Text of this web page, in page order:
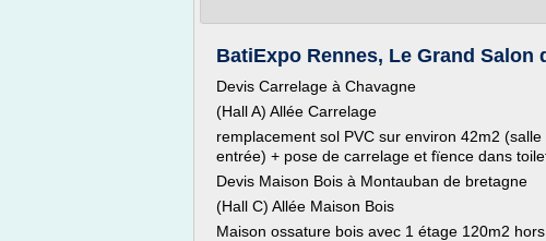
BatiExpo Rennes, Le Grand Salon
Devis Carrelage à Chavagne
(Hall A) Allée Carrelage
remplacement sol PVC sur environ 42m2
entrée) + pose de carrelage et fïence dans
Devis Maison Bois à Montauban de bretagne
(Hall C) Allée Maison Bois
Maison ossature bois avec 1 étage 120m2